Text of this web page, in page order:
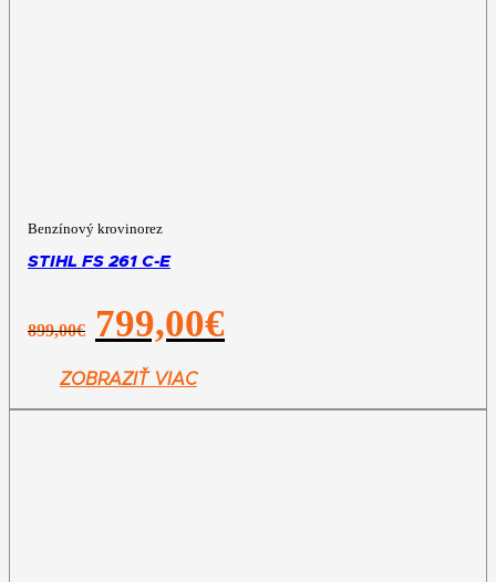
Benzínový krovinorez
STIHL FS 261 C-E
899,00€
Pôvodná
cena
899,00€.
799,00€
ZOBRAZIŤ VIAC